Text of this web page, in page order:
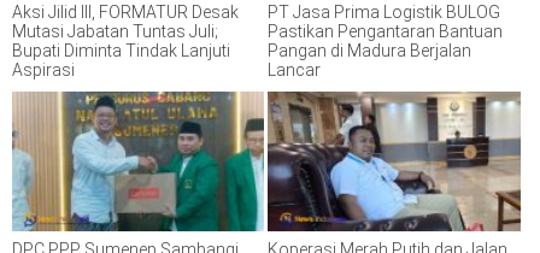
Aksi Jilid III, FORMATUR Desak
Mutasi Jabatan Tuntas Juli;
Bupati Diminta Tindak Lanjuti
Aspirasi
PT Jasa Prima Logistik BULOG
Pastikan Pengantaran Bantuan
Pangan di Madura Berjalan
Lancar
DPC PPP Sumenep Sambangi
Koperasi Merah Putih dan Jalan